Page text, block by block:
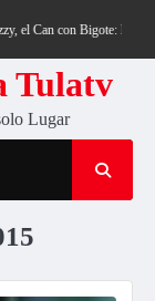
el Can con Bigote: La
Tulatv
Lugar